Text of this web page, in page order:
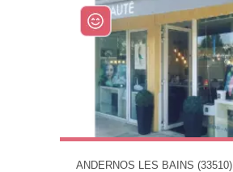
ANDERNOS LES BAINS (33510)